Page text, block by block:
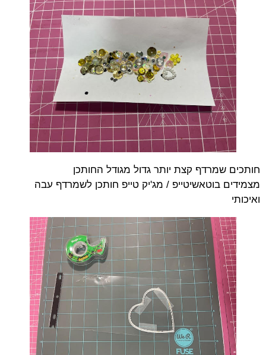
חותכים שמרדף קצת יותר גדול מגודל החותכן
מצמידים בוטאשיטייפ / מג'יק טייפ חותכן לשמרדף עבה
ואיכותי